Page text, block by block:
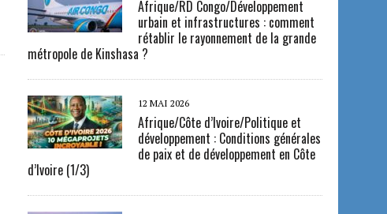
Afrique/RD Congo/Développement
urbain et infrastructures : comment
rétablir le rayonnement de la grande
métropole de Kinshasa ?
12 MAI 2026
Afrique/Côte d’Ivoire/Politique et
développement : Conditions générales
de paix et de développement en Côte
d’Ivoire (1/3)